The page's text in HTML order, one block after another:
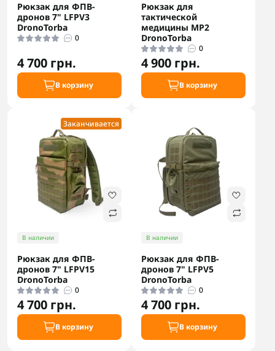
Рюкзак для ФПВ-
дронов 7" LFPV3
DronoTorba
0
4 700 грн.
В корзину
Рюкзак для
тактической
медицины MP2
DronoTorba
0
4 900 грн.
В корзину
Заканчивается
В наличии
Рюкзак для ФПВ-
дронов 7" LFPV15
DronoTorba
0
4 700 грн.
В корзину
В наличии
Рюкзак для ФПВ-
дронов 7" LFPV5
DronoTorba
0
4 700 грн.
В корзину